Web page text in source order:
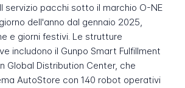
servizio pacchi sotto il marchio O-NE
dell'anno dal gennaio 2025,
e giorni festivi. Le strutture
includono il Gunpo Smart Fulfillment
Global Distribution Center, che
AutoStore con 140 robot operativi